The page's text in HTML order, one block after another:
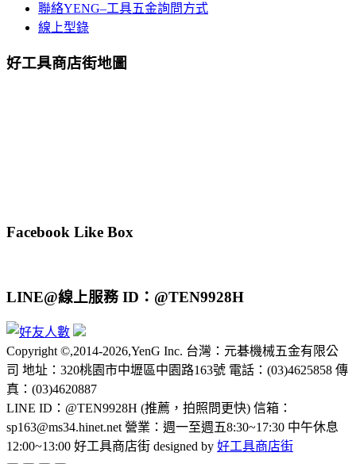
聯絡YENG–工具五金詢問方式
線上型錄
好工具商店街地圖
Facebook Like Box
LINE@線上服務 ID：@TEN9928H
Copyright ©,2014-2026,YenG Inc. 台灣：元碁機械五金有限公
司 地址：320桃園市中壢區中園路163號 電話：(03)4625858 傳
真：(03)4620887
LINE ID：@TEN9928H (推薦，拍照問更快) 信箱：
sp163@ms34.hinet.net 營業：週一至週五8:30~17:30 中午休息
12:00~13:00 好工具商店街 designed by 好工具商店街